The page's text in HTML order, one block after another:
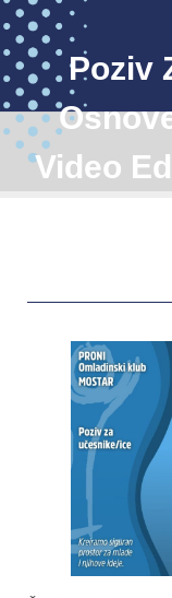
Poziv
Video